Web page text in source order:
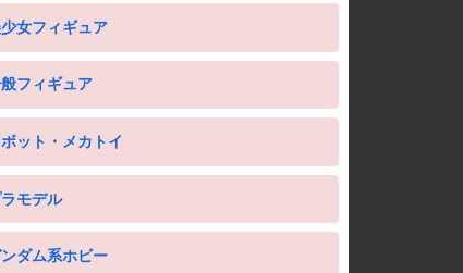
女フィギュア
フィギュア
ボット・メカトイ
モデル
ダム系ホビー